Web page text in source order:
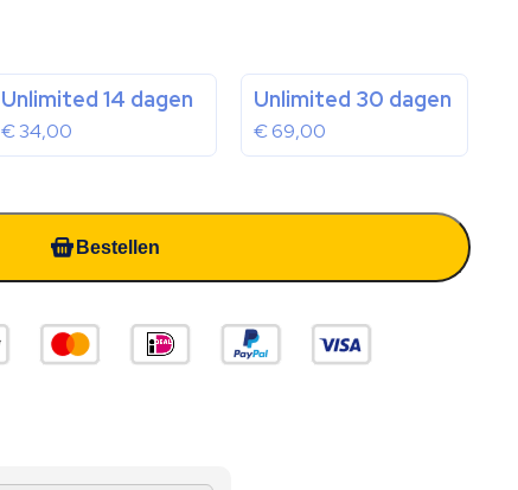
Unlimited 14 dagen
€34,00
Unlimited 30 dagen
€69,00
Bestellen